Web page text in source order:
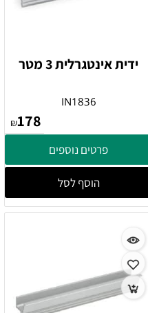
ידית אינטגרלית 3 מטר
IN1836
₪178
פרטים נוספים
הוסף לסל